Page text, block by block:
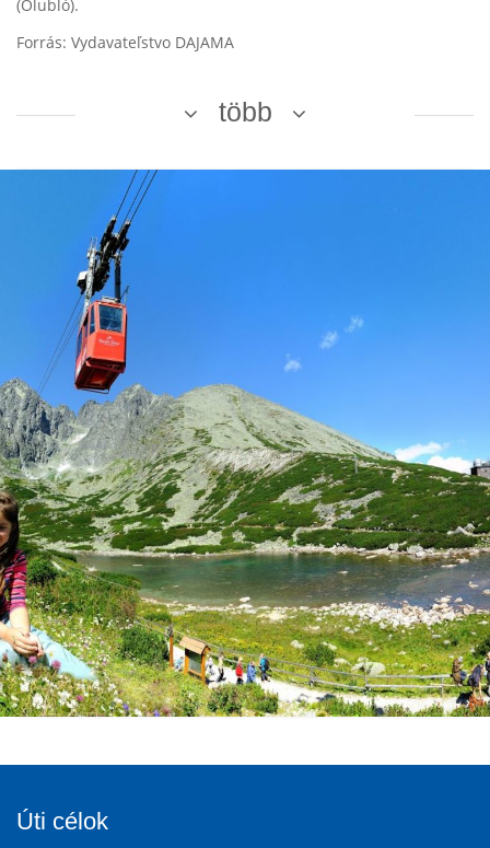
(Ólubló).
Forrás: Vydavateľstvo DAJAMA
több
Úti célok